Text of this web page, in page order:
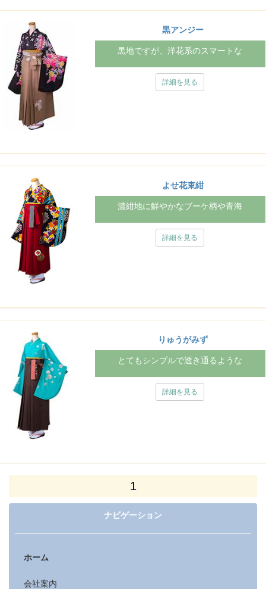
黒アンジー
黒地ですが、洋花系のスマートな
詳細を見る
よせ花束紺
濃紺地に鮮やかなブーケ柄や青海
詳細を見る
りゅうがみず
とてもシンプルで透き通るような
詳細を見る
1
ナビゲーション
ホーム
会社案内